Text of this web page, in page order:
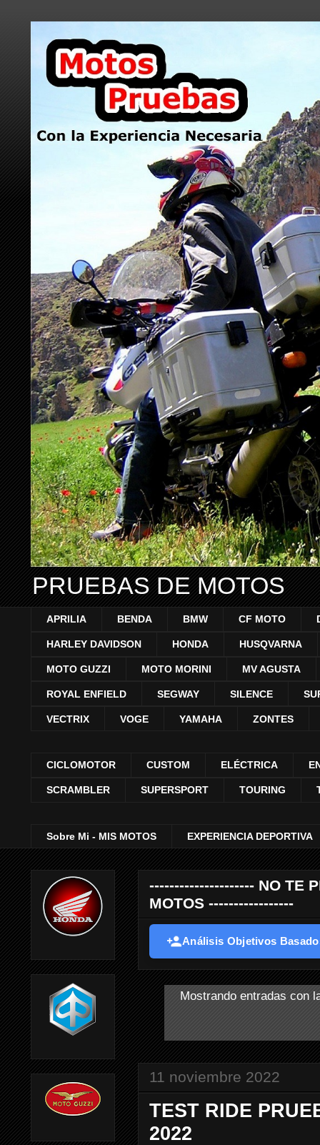
PRUEBAS DE MOTOS
APRILIA BENDA BMW CF MOTO
HARLEY DAVIDSON HONDA HUSQVARNA
MOTO GUZZI MOTO MORINI MV AGUSTA
ROYAL ENFIELD SEGWAY SILENCE
VECTRIX VOGE YAMAHA ZONTES
CICLOMOTOR CUSTOM ELÉCTRICA
SCRAMBLER SUPERSPORT TOURING
Sobre Mi - MIS MOTOS EXPERIENCIA DEPORTIVA
--------------------- NO TE
MOTOS -----------------
Análisis Objetivos
Mostrando entradas con
11 noviembre 2022
TEST RIDE
2022